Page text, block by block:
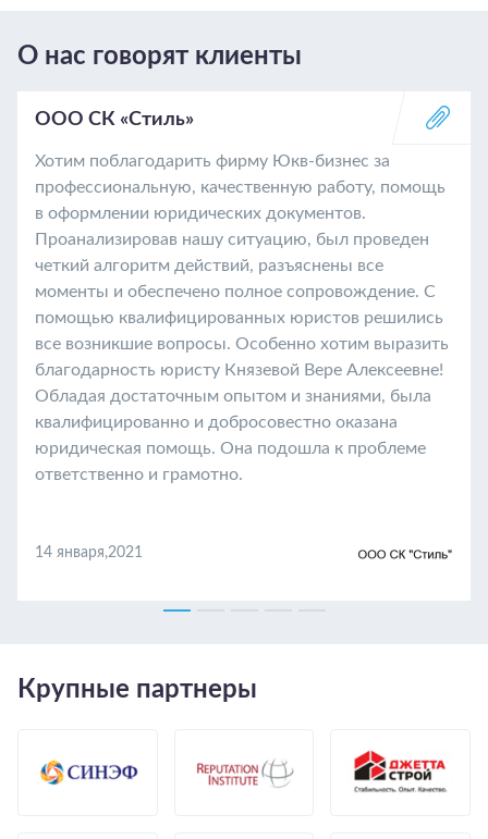
О нас говорят клиенты
ООО СК «Стиль»
Хотим поблагодарить фирму Юкв-бизнес за
профессиональную, качественную работу, помощь
в оформлении юридических документов.
Проанализировав нашу ситуацию, был проведен
четкий алгоритм действий, разъяснены все
моменты и обеспечено полное сопровождение. С
помощью квалифицированных юристов решились
все возникшие вопросы. Особенно хотим выразить
благодарность юристу Князевой Вере Алексеевне!
Обладая достаточным опытом и знаниями, была
квалифицированно и добросовестно оказана
юридическая помощь. Она подошла к проблеме
ответственно и грамотно.
14 января,2021
Крупные партнеры